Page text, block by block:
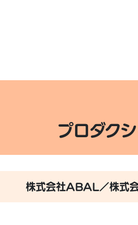
プロダク
株式会社ABAL／株式